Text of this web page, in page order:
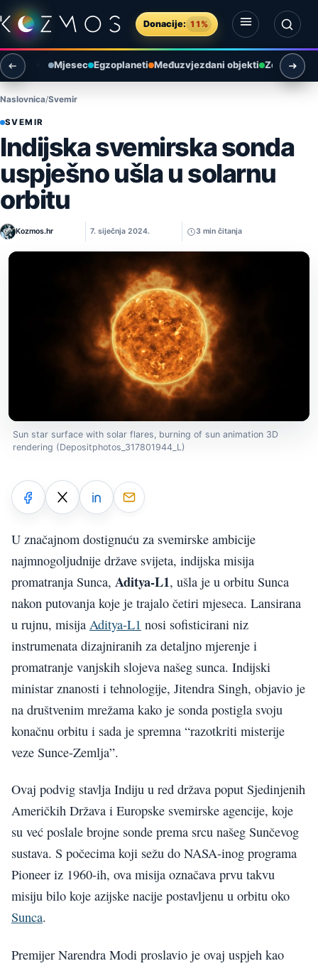
Preskoči na sadržaj
Donacije: 11%
Otvori izbornik
Otvori pretragu
Mjesec Egzoplaneti Međuzvjezdani objekti Zemlja i
Naslovnica Svemir
SVEMIR
Indijska svemirska sonda
uspješno ušla u solarnu
orbitu
Kozmos.hr 7. siječnja 2024. 3 min čitanja
Sun star surface with solar flares, burning of sun animation 3D
rendering (Depositphotos_317801944_L)
U značajnom dostignuću za svemirske ambicije
najmnogoljudnije države svijeta, indijska misija
promatranja Sunca, Aditya-L1, ušla je u orbitu Sunca
nakon putovanja koje je trajalo četiri mjeseca. Lansirana
u rujnu, misija Aditya-L1 nosi sofisticirani niz
instrumenata dizajniranih za detaljno mjerenje i
promatranje vanjskih slojeva našeg sunca. Indijski
ministar znanosti i tehnologije, Jitendra Singh, objavio je
na društvenim mrežama kako je sonda postigla svoju
konačnu orbitu i sada je spremna “razotkriti misterije
veze Sunce-Zemlja”.
Ovaj podvig stavlja Indiju u red država poput Sjedinjenih
Američkih Država i Europske svemirske agencije, koje
su već poslale brojne sonde prema srcu našeg Sunčevog
sustava. S počecima koji sežu do NASA-inog programa
Pioneer iz 1960-ih, ova misija označava prvu takvu
misiju bilo koje azijske nacije postavljenu u orbitu oko
Sunca.
Premijer Narendra Modi proslavio je ovaj uspjeh kao